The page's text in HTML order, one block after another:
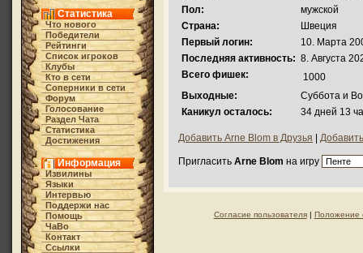
Статистика
Что нового
Победители
Рейтинги
Список игроков
Клубы
Кто в cети
Соперники в сети
Форум
Голосование
Раздел Чата
Статистика
Достижения
Информация
Извилины
Языки
Интервью
Поддержи нас
Помощь
ЧаВо
Контакт
Ссылки
Пол:
мужской
Страна:
Швеция
Первый логин:
10. Марта
Последняя активность: 8. Августа
Всего фишек:
1000
Выходные:
Суббота и
Каникул осталось:
34 дней 13
Добавить Arne Blom в Друзья
Пригласить Arne Blom на игру
Согласие пользователя| Положение